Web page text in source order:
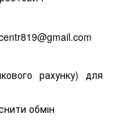
рахунку) для
обмін